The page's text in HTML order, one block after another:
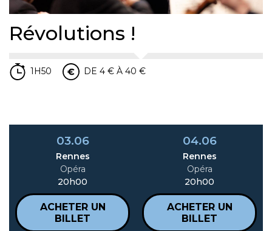
Révolutions !
1H50 DE 4 € À 40 €
03.06
Rennes
Opéra
20h00
ACHETER UN
BILLET
04.06
Rennes
Opéra
20h00
ACHETER UN
BILLET